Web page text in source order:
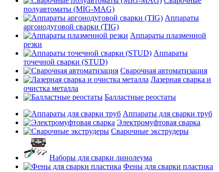
полуавтоматы (MIG-MAG)
Аппараты
аргонодуговой сварки (TIG)
Аппараты плазменной
резки
Аппараты
точечной сварки (STUD)
Сварочная автоматизация
Лазерная сварка и
очистка металла
Балластные реостаты
Аппараты для сварки труб
Электромуфтовая сварка
Сварочные экструдеры
Наборы для сварки линолеума
Фены для сварки пластика